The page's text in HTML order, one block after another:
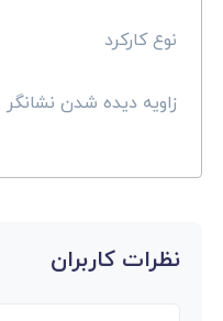
نوع کارکرد
زاویه دیده شدن نشانگر
نظرات کاربران